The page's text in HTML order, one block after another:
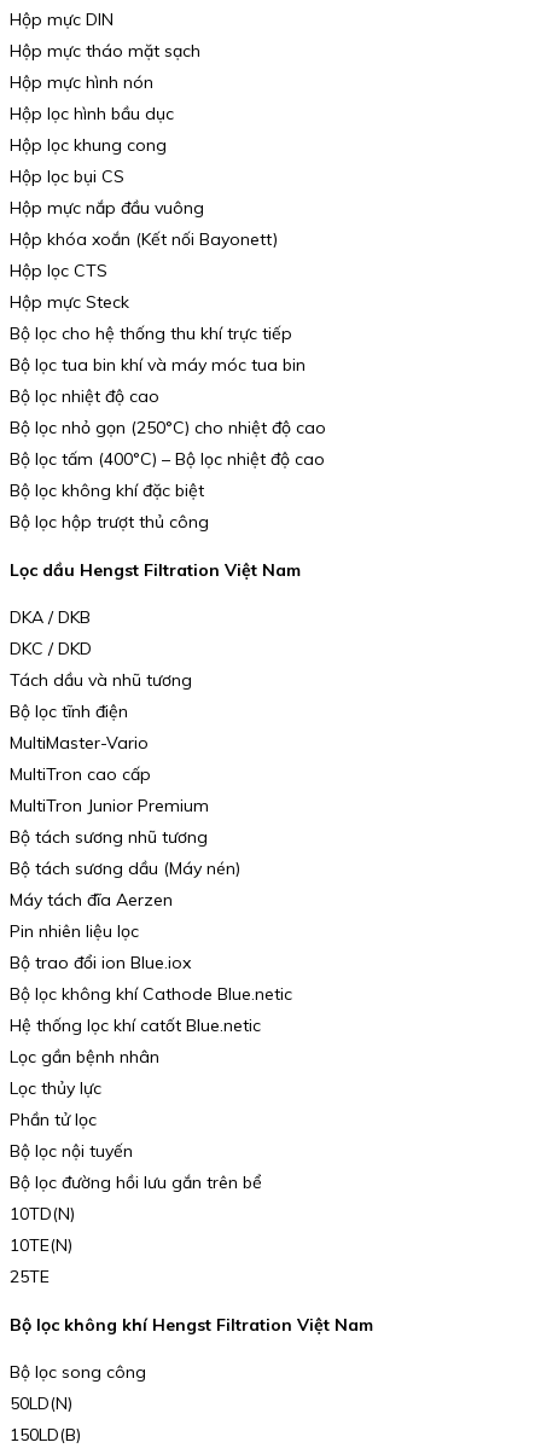
Hộp mực DIN
Hộp mực tháo mặt sạch
Hộp mực hình nón
Hộp lọc hình bầu dục
Hộp lọc khung cong
Hộp lọc bụi CS
Hộp mực nắp đầu vuông
Hộp khóa xoắn (Kết nối Bayonett)
Hộp lọc CTS
Hộp mực Steck
Bộ lọc cho hệ thống thu khí trực tiếp
Bộ lọc tua bin khí và máy móc tua bin
Bộ lọc nhiệt độ cao
Bộ lọc nhỏ gọn (250°C) cho nhiệt độ cao
Bộ lọc tấm (400°C) – Bộ lọc nhiệt độ cao
Bộ lọc không khí đặc biệt
Bộ lọc hộp trượt thủ công
Lọc dầu Hengst Filtration Việt Nam
DKA / DKB
DKC / DKD
Tách dầu và nhũ tương
Bộ lọc tĩnh điện
MultiMaster-Vario
MultiTron cao cấp
MultiTron Junior Premium
Bộ tách sương nhũ tương
Bộ tách sương dầu (Máy nén)
Máy tách đĩa Aerzen
Pin nhiên liệu lọc
Bộ trao đổi ion Blue.iox
Bộ lọc không khí Cathode Blue.netic
Hệ thống lọc khí catốt Blue.netic
Lọc gần bệnh nhân
Lọc thủy lực
Phần tử lọc
Bộ lọc nội tuyến
Bộ lọc đường hồi lưu gắn trên bể
10TD(N)
10TE(N)
25TE
Bộ lọc không khí Hengst Filtration Việt Nam
Bộ lọc song công
50LD(N)
150LD(B)